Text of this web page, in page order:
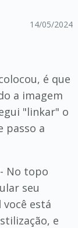
14/05/2024
é que
a imagem
"linkar" o
passo a
No topo
seu
você está
e